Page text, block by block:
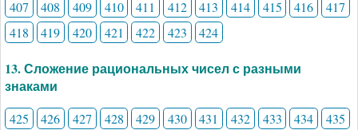
407
408 409 410 411 412 413 414 415 416
417
418
419 420 421 422 423 424
13. Сложение рациональных чисел с разными
знаками
425 426 427 428 429 430 431 432 433 434
435